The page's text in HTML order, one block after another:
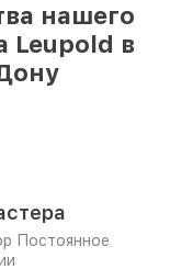
нашего
Leupold в
Постоянное